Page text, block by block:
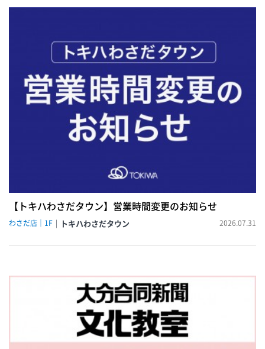
【トキハわさだタウン】営業時間変更のお知らせ
わさだ店｜1F 2026.07.31
トキハわさだタウン